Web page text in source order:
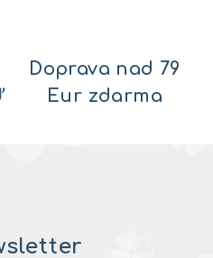
Doprava nad 79
Eur zdarma